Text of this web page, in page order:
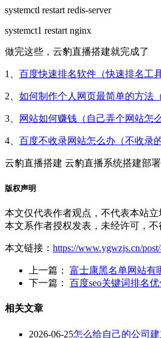
systemctl restart redis-server
systemct1 restart nginx
做完这些，云豹直播搭建就完成了
1、 百度快速排名软件（快速排名工具
2、 如何制作个人网页最简单的方法
3、 网站如何赚钱（自己弄个网站怎
4、 百度不收录网站怎么办（不收录
云豹直播搭建 云豹直播系统搭建部
版权声明
本文仅代表作者观点，不代表本站立
本文系作者授权发表，未经许可，不
本文链接： https://www.ygwzjs.cn/
上一篇： 富士康黑名单网站有
下一篇： 百度seo关键词排名
相关文章
2026-06-25怎么给自己的公司